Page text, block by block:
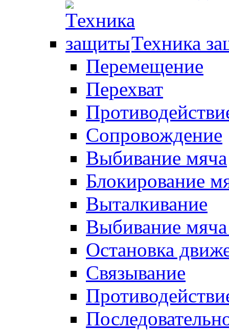
Техника
Перемещение
Перехват
Сопровождение
Выбивание мяча
Блокирование
Выталкивание
Выбивание
Остановка
Связывание